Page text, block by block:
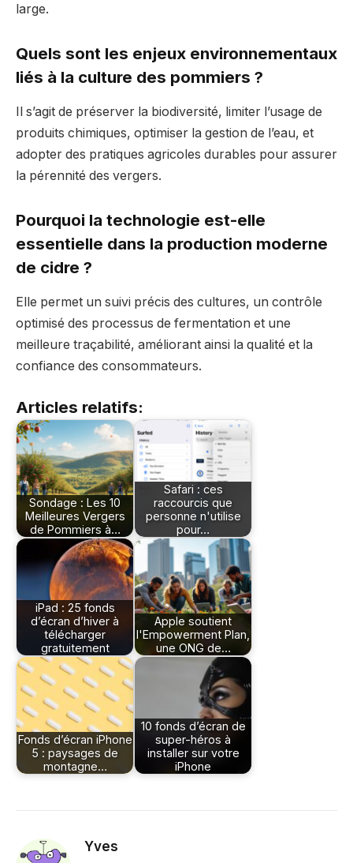
large.
Quels sont les enjeux environnementaux
liés à la culture des pommiers ?
Il s’agit de préserver la biodiversité, limiter l’usage de
produits chimiques, optimiser la gestion de l’eau, et
adopter des pratiques agricoles durables pour assurer
la pérennité des vergers.
Pourquoi la technologie est-elle
essentielle dans la production moderne
de cidre ?
Elle permet un suivi précis des cultures, un contrôle
optimisé des processus de fermentation et une
meilleure traçabilité, améliorant ainsi la qualité et la
confiance des consommateurs.
Articles relatifs:
Sondage : Les 10
Meilleures Vergers
de Pommiers à…
Safari : ces
raccourcis que
personne n'utilise
pour…
iPad : 25 fonds
d’écran d’hiver à
télécharger
gratuitement
Apple soutient
l'Empowerment Plan,
une ONG de…
Fonds d’écran iPhone
5 : paysages de
montagne…
10 fonds d’écran de
super-héros à
installer sur votre
iPhone
Yves